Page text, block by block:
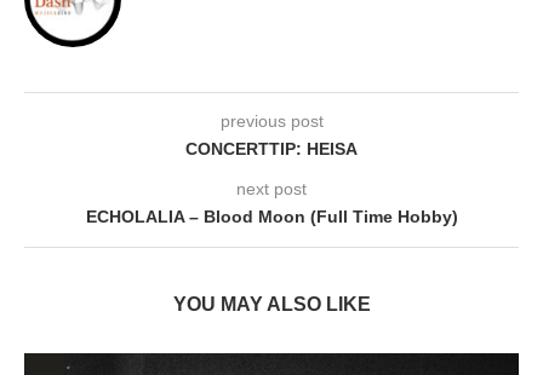
previous post
CONCERTTIP: HEISA
next post
ECHOLALIA – Blood Moon (Full Time Hobby)
YOU MAY ALSO LIKE